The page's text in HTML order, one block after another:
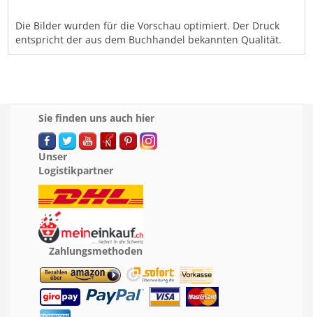
Die Bilder wurden für die Vorschau optimiert. Der Druck
entspricht der aus dem Buchhandel bekannten Qualität.
Sie finden uns auch hier
Unser
Logistikpartner
Zahlungsmethoden